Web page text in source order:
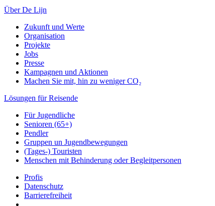
Über De Lijn
Zukunft und Werte
Organisation
Projekte
Jobs
Presse
Kampagnen und Aktionen
Machen Sie mit, hin zu weniger CO₂
Lösungen für Reisende
Für Jugendliche
Senioren (65+)
Pendler
Gruppen un Jugendbewegungen
(Tages-) Touristen
Menschen mit Behinderung oder Begleitpersonen
Profis
Datenschutz
Barrierefreiheit